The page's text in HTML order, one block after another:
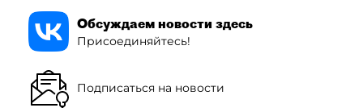
Обсуждаем новости здесь
Присоединяйтесь!
Подписаться на новости